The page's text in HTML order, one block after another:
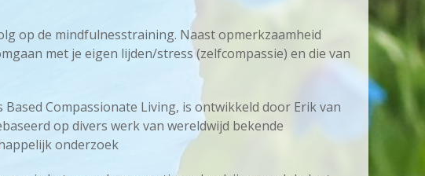
op de mindfulnesstraining. Naast opmerkzaamheid
met je eigen lijden/stress (zelfcompassie) en die van
Based Compassionate Living, is ontwikkeld door Erik van
op divers werk van wereldwijd bekende
onderzoek